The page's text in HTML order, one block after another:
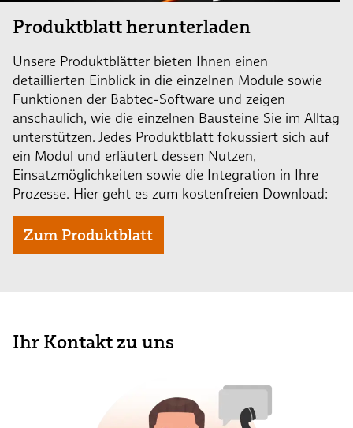
Produktblatt herunterladen
Unsere Produktblätter bieten Ihnen einen
detaillierten Einblick in die einzelnen Module sowie
Funktionen der Babtec-Software und zeigen
anschaulich, wie die einzelnen Bausteine Sie im Alltag
unterstützen. Jedes Produktblatt fokussiert sich auf
ein Modul und erläutert dessen Nutzen,
Einsatzmöglichkeiten sowie die Integration in Ihre
Prozesse. Hier geht es zum kostenfreien Download:
Zum Produktblatt
Ihr Kontakt zu uns